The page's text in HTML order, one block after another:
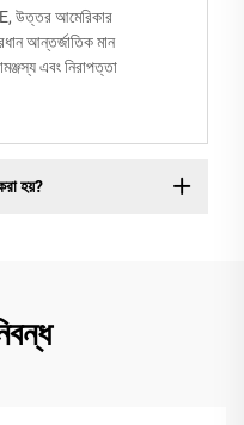
উত্তর আমেরিকার
আন্তর্জাতিক মান
এবং নিরাপত্তা
হয়?